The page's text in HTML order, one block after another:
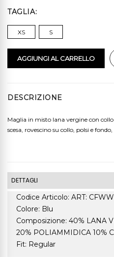
TAGLIA
XS S
AGGIUNGI AL CARRELLO
DESCRIZIONE
Maglia in misto lana vergine con
scesa, rovescino su collo, polsi e
DETTAGLI
Codice Articolo: ART:
Colore: Blu
Composizione: 40% LANA
20% POLIAMMIDICA 10%
Fit: Regular